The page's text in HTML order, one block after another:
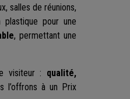
salles de réunions,
pour une
, permettant une
visiteur : qualité,
l’offrons à un Prix